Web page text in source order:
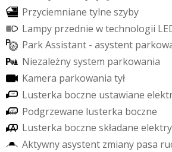
Przyciemniane tylne szyby
Lampy przednie wtechnologii LE
ParkAssistant - asystent parkow
Niezależnysystem parkowania
Kamera parkowania tył
Lusterka boczne ustawiane elekt
Podgrzewane lusterka boczne
Lusterka boczne składane elektry
Aktywnyasystent zmiany pasa ru